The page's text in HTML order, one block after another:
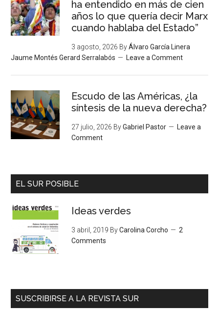
ha entendido en más de cien
años lo que quería decir Marx
cuando hablaba del Estado”
3 agosto, 2026 ByÁlvaro García Linera
Jaume Montés Gerard Serralabós
Leave a Comment
Escudo de las Américas, ¿la
síntesis de la nueva derecha?
27 julio, 2026 ByGabriel Pastor
Leave a
Comment
EL SUR POSIBLE
Ideas verdes
3 abril, 2019 ByCarolina Corcho
2
Comments
SUSCRIBIRSE A LA REVISTA SUR